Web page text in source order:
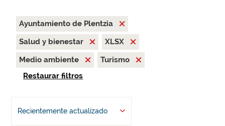
Ayuntamiento de Plentzia
Salud y bienestar
XLSX
Medio ambiente
Turismo
Restaurar filtros
Recientemente actualizado